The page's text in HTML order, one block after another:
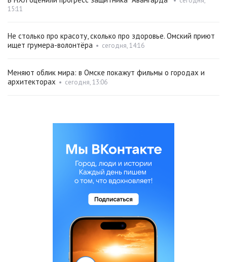
15:11
Не столько про красоту, сколько про здоровье. Омский приют
ищет грумера-волонтёра • сегодня, 14:16
Меняют облик мира: в Омске покажут фильмы о городах и
архитекторах • сегодня, 13:06